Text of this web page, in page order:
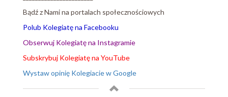
Bądź z Nami na portalach społecznościowych
Polub Kolegiatę na Facebooku
Obserwuj Kolegiatę na Instagramie
Subskrybuj Kolegiatę na YouTube
Wystaw opinię Kolegiacie w Google